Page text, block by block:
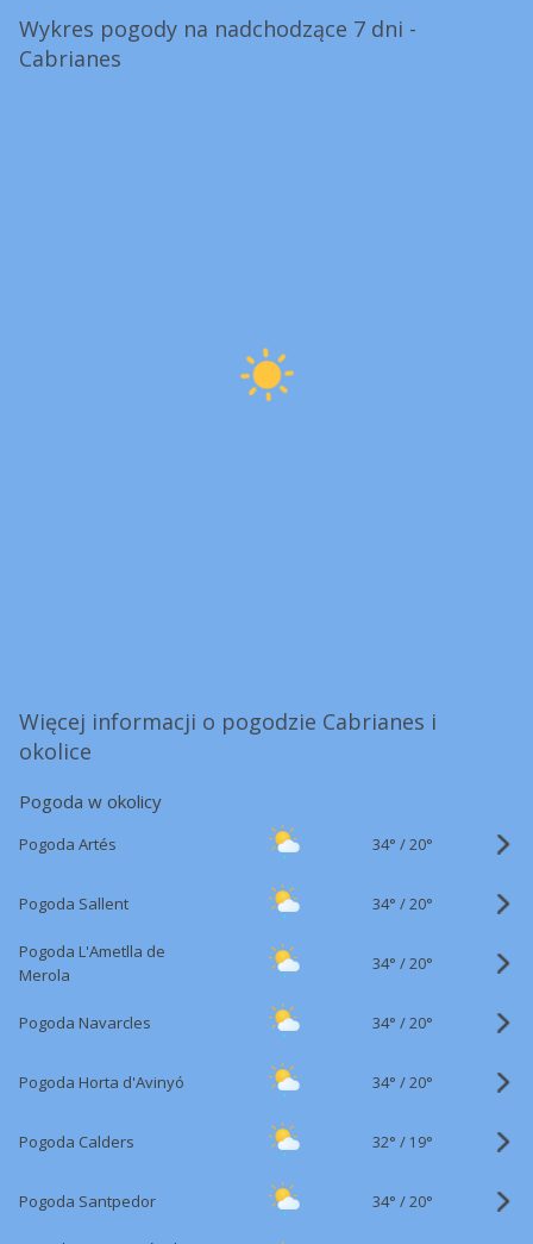
Wykres pogody na nadchodzące 7 dni -
Cabrianes
Więcej informacji o pogodzie Cabrianes i
okolice
Pogoda w okolicy
Pogoda Artés 34° /20°
Pogoda Sallent 34° /20°
Pogoda L'Ametlla de
Merola
34° /20°
Pogoda Navarcles 34° /20°
Pogoda Horta d'Avinyó 34° /20°
Pogoda Calders 32° / 19°
Pogoda Santpedor 34° /20°